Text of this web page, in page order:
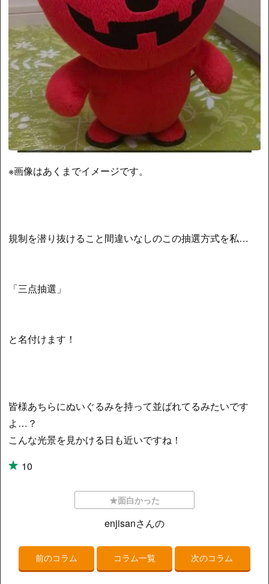
※画像はあくまでイメージです。
規制を潜り抜けること間違いなしのこの抽選方式を私…
「三点抽選」
と名付けます！
皆様あちらにぬいぐるみを持って並ばれてるみたいです
よ…？
こんな光景を見かける日も近いですね！
10
★面白かった
enjisanさんの
前のコラム コラム一覧 次のコラム